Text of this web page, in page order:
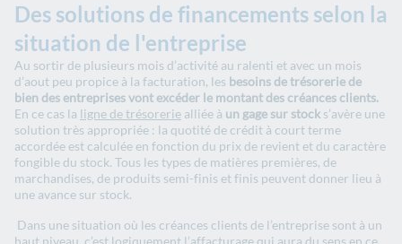
Des solutions de financements selon la
situation de l'entreprise
Au sortir de plusieurs mois d’activité au ralenti et avec un mois
d’aout peu propice à la facturation, les besoins de trésorerie de
bien des entreprises vont excéder le montant des créances clients.
En ce cas la ligne de trésorerie alliée à un gage sur stock s’avère une
solution très appropriée : la quotité de crédit à court terme
accordée est calculée en fonction du prix de revient et du caractère
fongible du stock. Tous les types de matières premières, de
marchandises, de produits semi-finis et finis peuvent donner lieu à
une avance sur stock.
Dans une situation où les créances clients de l’entreprise sont à un
haut niveau, c’est logiquement l’affacturagequi aura du sens en ce